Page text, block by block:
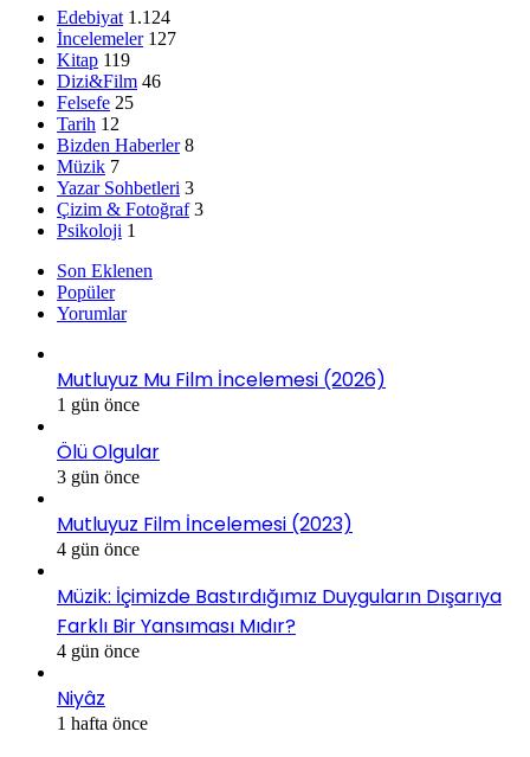
Edebiyat 1.124
İncelemeler 127
Kitap 119
Dizi&Film 46
Felsefe 25
Tarih 12
Bizden Haberler 8
Müzik 7
Yazar Sohbetleri 3
Çizim & Fotoğraf 3
Psikoloji 1
Son Eklenen
Popüler
Yorumlar
Mutluyuz Mu Film İncelemesi (2026)
1 gün önce
Ölü Olgular
3 gün önce
Mutluyuz Film İncelemesi (2023)
4 gün önce
Müzik: İçimizde Bastırdığımız Duyguların Dışarıya
Farklı Bir Yansıması Mıdır?
4 gün önce
Niyâz
1 hafta önce